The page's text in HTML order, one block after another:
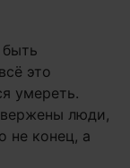
быть
это
умереть.
люди,
не конец, а